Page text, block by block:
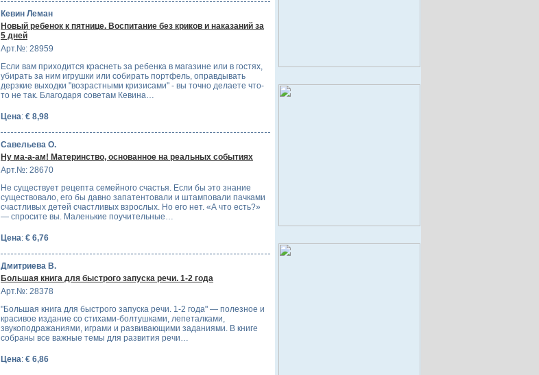
Кевин Леман
Новый ребенок к пятнице. Воспитание без криков и наказаний за
5 дней
Арт.№: 28959
Если вам приходится краснеть за ребенка в магазине или в гостях,
убирать за ним игрушки или собирать портфель, оправдывать
дерзкие выходки "возрастными кризисами" - вы точно делаете что-
то не так. Благодаря советам Кевина…
Цена: € 8,98
Савельева О.
Ну ма-а-ам! Материнство, основанное на реальных событиях
Арт.№: 28670
Не существует рецепта семейного счастья. Если бы это знание
существовало, его бы давно запатентовали и штамповали пачками
счастливых детей счастливых взрослых. Но его нет. «А что есть?»
— спросите вы. Маленькие поучительные…
Цена: € 6,76
Дмитриева В.
Большая книга для быстрого запуска речи. 1-2 года
Арт.№: 28378
"Большая книга для быстрого запуска речи. 1-2 года" — полезное и
красивое издание со стихами-болтушками, лепеталками,
звукоподражаниями, играми и развивающими заданиями. В книге
собраны все важные темы для развития речи…
Цена: € 6,86